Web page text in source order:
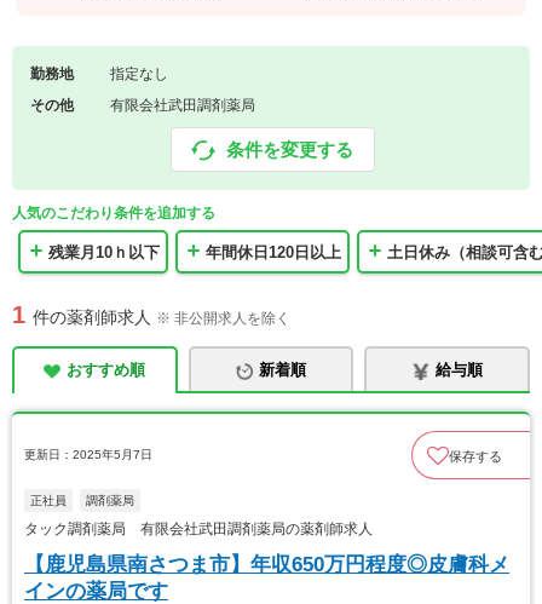
勤務地
指定なし
その他
有限会社武田調剤薬局
条件を変更する
人気のこだわり条件を追加する
残業月10ｈ以下 年間休日120日以上 土日休み（相談可含
1 件の薬剤師求人 ※ 非公開求人を除く
おすすめ順 新着順 給与順
更新日：2025年5月7日 保存する
正社員 調剤薬局
タック調剤薬局 有限会社武田調剤薬局の薬剤師求人
【鹿児島県南さつま市】年収650万円程度◎皮膚科メ
インの薬局です